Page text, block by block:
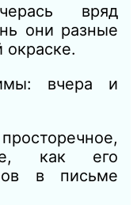
вряд
они разные
окраске.
вчера и
как его
в письме